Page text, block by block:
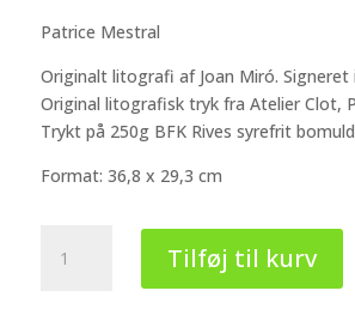
Patrice Mestral
Originalt litografi af Joan Miró. Signeret
Original litografisk tryk fra Atelier Clot,
Trykt på 250g BFK Rives syrefrit
Format: 36,8 x 29,3 cm
Miró
Tilføj til kurv